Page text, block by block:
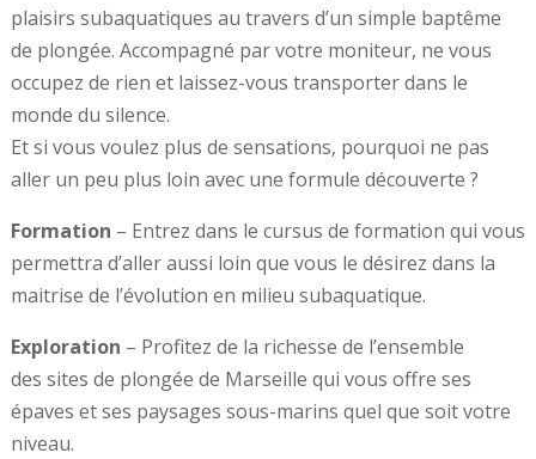
plaisirs subaquatiques au travers d’un simple baptême
de plongée. Accompagné par votre moniteur, ne vous
occupez de rien et laissez-vous transporter dans le
monde du silence.
Et si vous voulez plus de sensations, pourquoi ne pas
aller un peu plus loin avec une formule découverte ?
Formation – Entrez dans le cursus de formation qui vous
permettra d’aller aussi loin que vous le désirez dans la
maitrise de l’évolution en milieu subaquatique.
Exploration – Profitez de la richesse de l’ensemble
des sites de plongée de Marseille qui vous offre ses
épaves et ses paysages sous-marins quel que soit votre
niveau.